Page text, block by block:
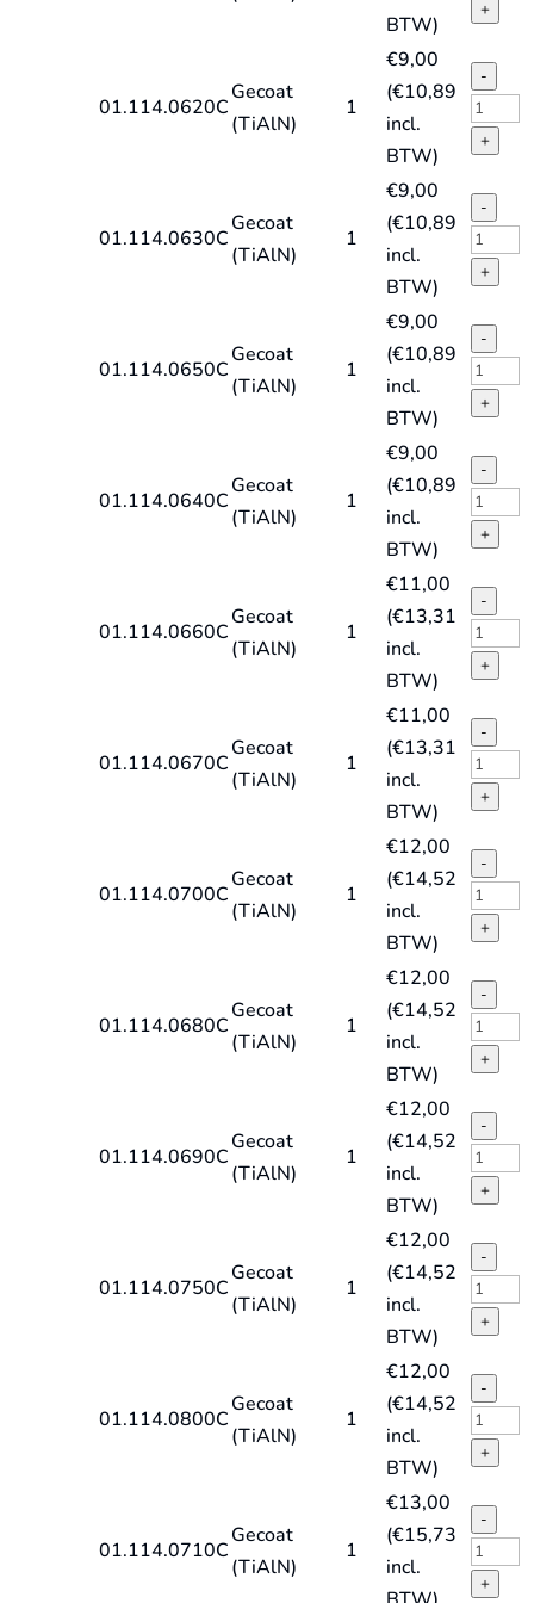
TiAlN
BTW)
type
HD-
TiAlN
+
01.114.0620C
Gecoat
(TiAlN)
1
€9,00
(€10,89
incl.
BTW)
-
HSS-
E
type
HD-
TiAlN
+
01.114.0630C
Gecoat
(TiAlN)
1
€9,00
(€10,89
incl.
BTW)
-
HSS-
E
type
HD-
TiAlN
+
01.114.0650C
Gecoat
(TiAlN)
1
€9,00
(€10,89
incl.
BTW)
-
HSS-
E
type
HD-
TiAlN
+
01.114.0640C
Gecoat
(TiAlN)
1
€9,00
(€10,89
incl.
BTW)
-
HSS-
E
type
HD-
TiAlN
+
01.114.0660C
Gecoat
(TiAlN)
1
€11,00
(€13,31
incl.
BTW)
-
HSS-
E
type
HD-
TiAlN
+
01.114.0670C
Gecoat
(TiAlN)
1
€11,00
(€13,31
incl.
BTW)
-
HSS-
E
type
HD-
TiAlN
+
01.114.0700C
Gecoat
(TiAlN)
1
€12,00
(€14,52
incl.
BTW)
-
HSS-
E
type
HD-
TiAlN
+
01.114.0680C
Gecoat
(TiAlN)
1
€12,00
(€14,52
incl.
BTW)
-
HSS-
E
type
HD-
TiAlN
+
01.114.0690C
Gecoat
(TiAlN)
1
€12,00
(€14,52
incl.
BTW)
-
HSS-
E
type
HD-
TiAlN
+
01.114.0750C
Gecoat
(TiAlN)
1
€12,00
(€14,52
incl.
BTW)
-
HSS-
E
type
HD-
TiAlN
+
01.114.0800C
Gecoat
(TiAlN)
1
€12,00
(€14,52
incl.
BTW)
-
HSS-
E
type
HD-
+
01.114.0710C
Gecoat
(TiAlN)
1
€13,00
(€15,73
incl.
-
HSS-
E +